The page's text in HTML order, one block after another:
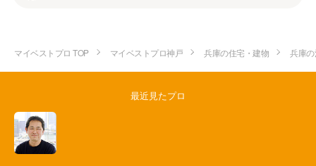
マイベストプロ TOP マイベストプロ神戸 兵庫の住宅・建物 兵庫
最近見たプロ